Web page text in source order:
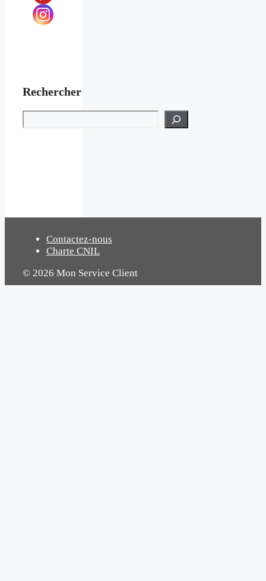
Rechercher
Rechercher
Contactez-nous
Charte CNIL
© 2026 Mon Service Client